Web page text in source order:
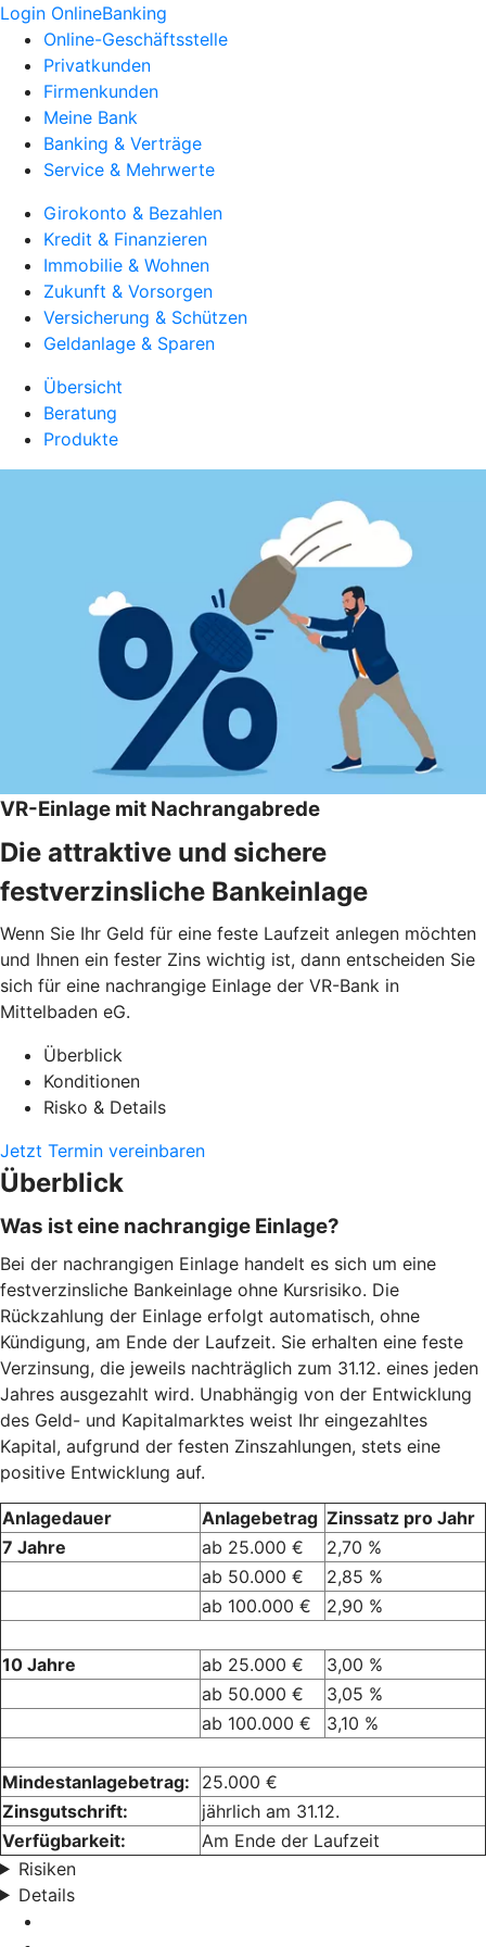
Login OnlineBanking
Online-Geschäftsstelle
Privatkunden
Firmenkunden
Meine Bank
Banking & Verträge
Service & Mehrwerte
Girokonto & Bezahlen
Kredit & Finanzieren
Immobilie & Wohnen
Zukunft & Vorsorgen
Versicherung & Schützen
Geldanlage & Sparen
Übersicht
Beratung
Produkte
VR-Einlage mit Nachrangabrede
Die attraktive und sichere
festverzinsliche Bankeinlage
Wenn Sie Ihr Geld für eine feste Laufzeit anlegen möchten
und Ihnen ein fester Zins wichtig ist, dann entscheiden Sie
sich für eine nachrangige Einlage der VR-Bank in
Mittelbaden eG.
Überblick
Konditionen
Risko & Details
Jetzt Termin vereinbaren
Überblick
Was ist eine nachrangige Einlage?
Bei der nachrangigen Einlage handelt es sich um eine
festverzinsliche Bankeinlage ohne Kursrisiko. Die
Rückzahlung der Einlage erfolgt automatisch, ohne
Kündigung, am Ende der Laufzeit. Sie erhalten eine feste
Verzinsung, die jeweils nachträglich zum 31.12. eines jeden
Jahres ausgezahlt wird. Unabhängig von der Entwicklung
des Geld- und Kapitalmarktes weist Ihr eingezahltes
Kapital, aufgrund der festen Zinszahlungen, stets eine
positive Entwicklung auf.
Anlagedauer Anlagebetrag Zinssatz pro Jahr
7 Jahre
ab 25.000 €
2,70 %
ab 50.000 €
2,85 %
ab 100.000 €
2,90 %
10 Jahre ab 25.000 €
3,00 %
ab 50.000 €
3,05 %
ab 100.000 €
3,10 %
Mindestanlagebetrag:
25.000 €
Zinsgutschrift:
jährlich am 31.12.
Verfügbarkeit:
Am Ende der Laufzeit
Risiken
Details